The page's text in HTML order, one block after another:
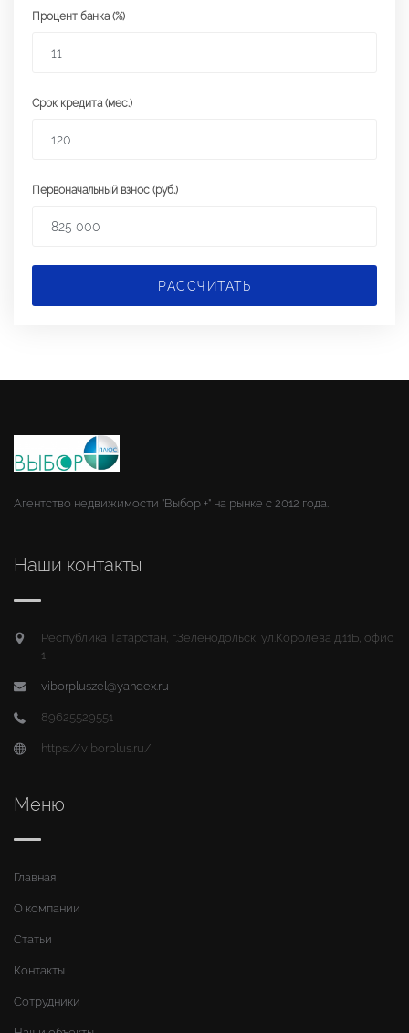
Процент банка (%)
Срок кредита (мес.)
Первоначальный взнос (руб.)
РАССЧИТАТЬ
Агентство недвижимости "Выбор +" на рынке с 2012 года.
Наши контакты
Республика Татарстан, г.Зеленодольск, ул.Королева д.11Б, офис
1
viborpluszel@yandex.ru
89625529551
https://viborplus.ru/
Меню
Главная
О компании
Статьи
Контакты
Сотрудники